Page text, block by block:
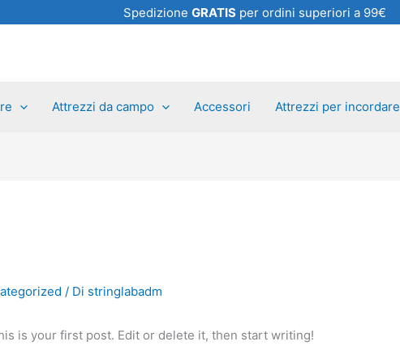
Spedizione GRATIS per ordini superiori a 99€
Attrezzi da campo Accessori Attrezzi per incordare
/ Di stringlabadm
is your first post. Edit or delete it, then start writing!